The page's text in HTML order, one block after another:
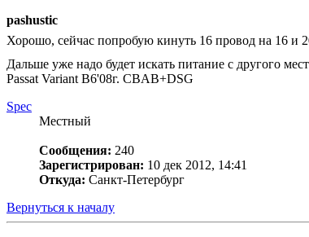
pashustic
Хорошо, сейчас попробую кинуть 16 провод на 16 и
Дальше уже надо будет искать питание с другого
Passat Variant B6'08г. CBAB+DSG
Spec
Местный
Сообщения: 240
Зарегистрирован: 10 дек 2012, 14:41
Откуда: Санкт-Петербург
Вернуться к началу